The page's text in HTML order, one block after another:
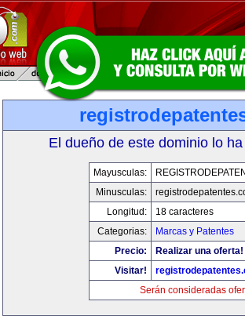
El dueño de este dominio lo
Mayusculas:
Minusculas:
Longitud:
18 caracteres
Categorias:
Marcas y Patentes
Precio:
Realizar una oferta!
Visitar!
Serán consideradas